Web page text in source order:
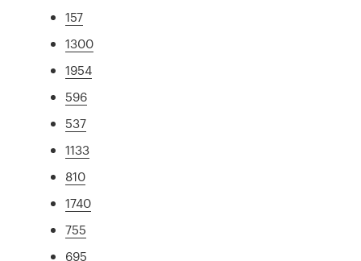
157
1300
1954
596
537
1133
810
1740
755
695